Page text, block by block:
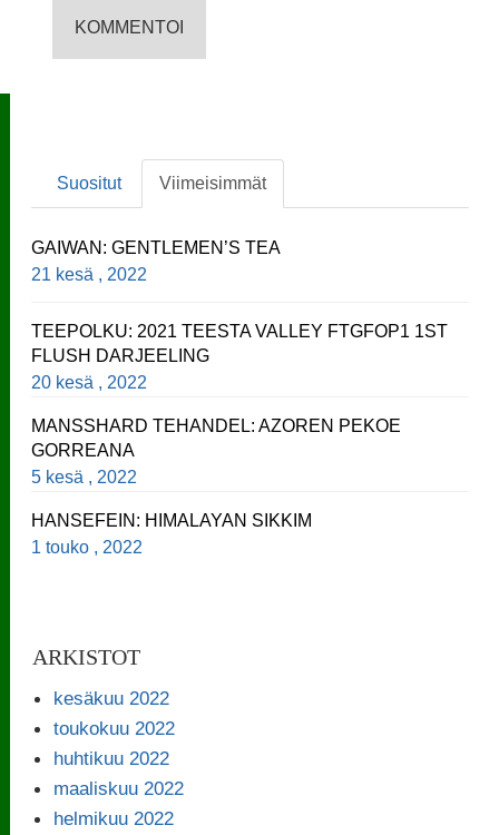
Suositut Viimeisimmät
GAIWAN: GENTLEMEN’S TEA
21 kesä , 2022
TEEPOLKU: 2021 TEESTA VALLEY FTGFOP1 1ST
FLUSH DARJEELING
20 kesä , 2022
MANSSHARD TEHANDEL: AZOREN PEKOE
GORREANA
5 kesä , 2022
HANSEFEIN: HIMALAYAN SIKKIM
1 touko , 2022
ARKISTOT
kesäkuu 2022
toukokuu 2022
huhtikuu 2022
maaliskuu 2022
helmikuu 2022